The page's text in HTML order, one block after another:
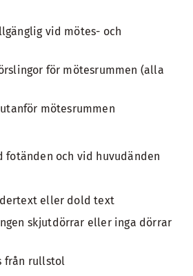
vid mötes- och
för mötesrummen (alla
mötesrummen
fotänden och vid huvudänden
eller dold text
skjutdörrar eller inga dörrar
från rullstol